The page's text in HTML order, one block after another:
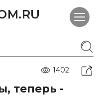
1402
теперь -